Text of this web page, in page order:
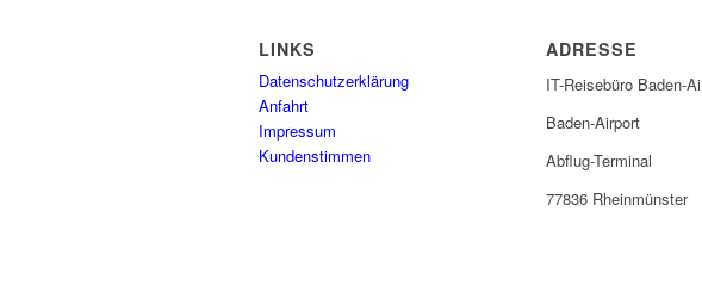
LINKS
Datenschutzerklärung
Anfahrt
Impressum
Kundenstimmen
ADRESSE
IT-Reisebüro Baden-
Baden-Airport
Abflug-Terminal
77836 Rheinmünster